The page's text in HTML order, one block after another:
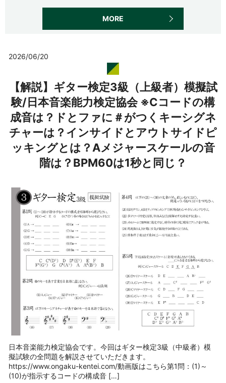
MORE
2026/06/20
【解説】ギター検定3級（上級者）模擬試
験/日本音楽能力検定協会 ※Cコードの構
成音は？ドとファに＃がつくキーシグネ
チャーは？インサイドとアウトサイドピ
ッキングとは？Aメジャースケールの音
階は？BPM60は1秒と同じ？
日本音楽能力検定協会です。今回はギター検定3級（中級者）模
擬試験の全問題を解説させていただきます。
https://www.ongaku-kentei.com/動画版はこちら第1問：(1)～
(10)が指示するコードの構成音 […]